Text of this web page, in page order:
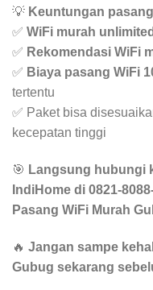
💡 Keuntungan
✅ WiFi murah unlimited
✅ Rekomendasi WiFi
✅ Biaya pasang WiFi
tertentu
✅ Paket bisa
kecepatan tinggi
🎯 Langsung hubungi
IndiHome di 0821-
Pasang WiFi Murah
🔥 Jangan sampe
Gubug sekarang